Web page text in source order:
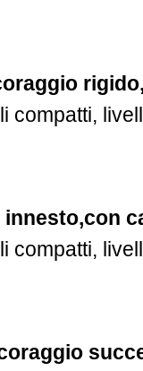
compatti,
innesto,con
compatti,